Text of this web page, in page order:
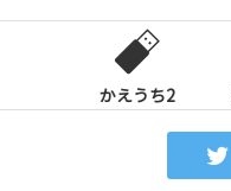
かえうち2